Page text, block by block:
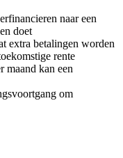
naar een
doet
extra betalingen worden
rente
maand kan een
om